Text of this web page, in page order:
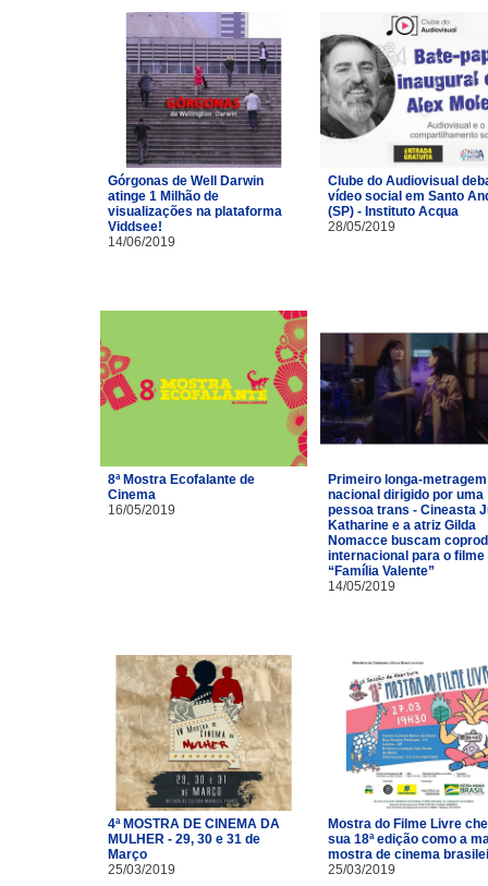
Górgonas de Well Darwin
atinge 1 Milhão de
visualizações na plataforma
Viddsee!
14/06/2019
Clube do Audiovisual
vídeo social em Santo
(SP) - Instituto Acqua
28/05/2019
8ª Mostra Ecofalante de
Cinema
16/05/2019
Primeiro longa-metragem
nacional dirigido por uma
pessoa trans - Cineasta
Katharine e a atriz Gilda
Nomacce buscam
internacional para o filme
“Família Valente”
14/05/2019
4ª MOSTRA DE CINEMA DA
MULHER - 29, 30 e 31 de
Março
25/03/2019
Mostra do Filme Livre
sua 18ª edição como a
mostra de cinema
25/03/2019